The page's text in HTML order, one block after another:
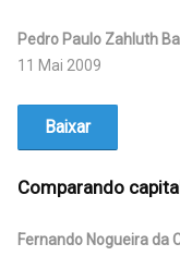
Pedro Paulo Zahluth
11 Mai 2009
Baixar
Comparando
Fernando Nogueira da